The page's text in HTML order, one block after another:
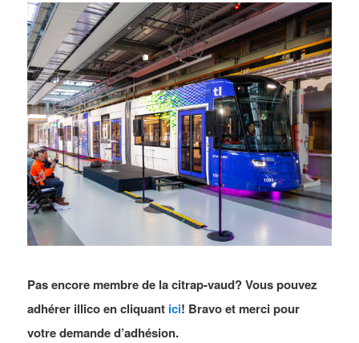
Pas encore membre de la citrap-vaud? Vous pouvez
adhérer illico en cliquant ici! Bravo et merci pour
votre demande d’adhésion.